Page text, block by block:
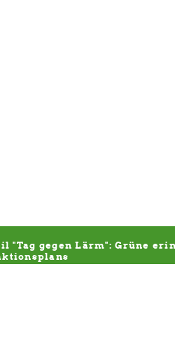
"Tag gegen Lärm": Grüne